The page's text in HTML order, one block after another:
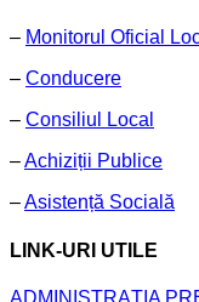
– Monitorul Oficial
– Conducere
– Consiliul Local
–Achiziții Publice
–Asistență Socială
LINK-URI UTILE
ADMINISTRAȚIA